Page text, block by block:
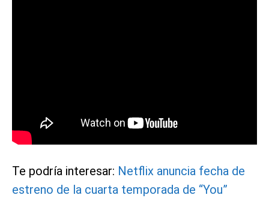
Te podría interesar: Netflix anuncia fecha de
estreno de la cuarta temporada de “You”